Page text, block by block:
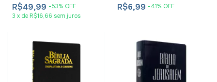
R$49,99 -53% OFF
3 x de R$16,66 sem juros
R$6,99 -41% OFF